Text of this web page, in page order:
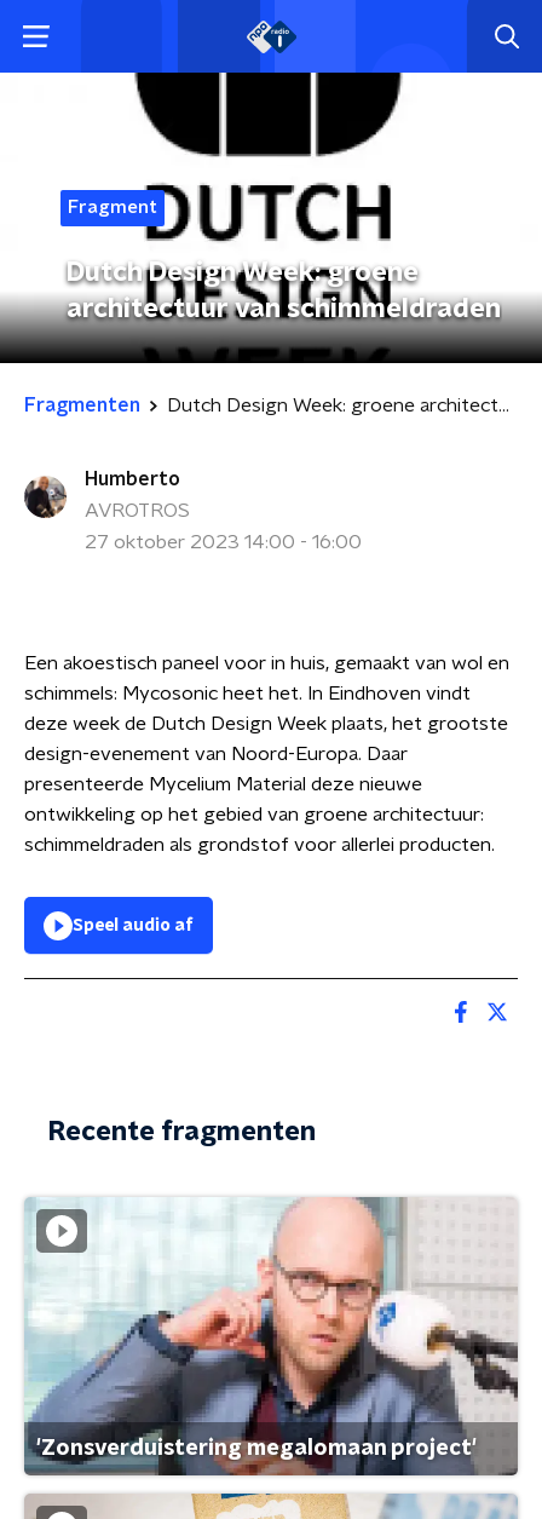
Fragment
Dutch Design Week: groene
architectuur van schimmeldraden
Fragmenten Dutch Design Week: groene architectuur van schimmeldraden
Humberto
AVROTROS
27 oktober 2023 14:00 - 16:00
Een akoestisch paneel voor in huis, gemaakt van wol en
schimmels: Mycosonic heet het. In Eindhoven vindt
deze week de Dutch Design Week plaats, het grootste
design-evenement van Noord-Europa. Daar
presenteerde Mycelium Material deze nieuwe
ontwikkeling op het gebied van groene architectuur:
schimmeldraden als grondstof voor allerlei producten.
Speel audio af
Recente fragmenten
'Zonsverduistering megalomaan project'